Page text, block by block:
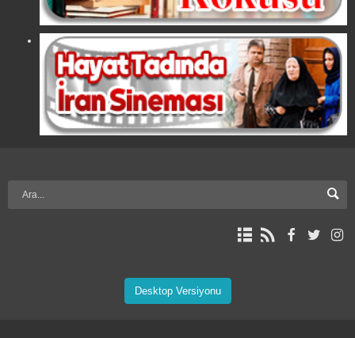
Desktop Versiyonu